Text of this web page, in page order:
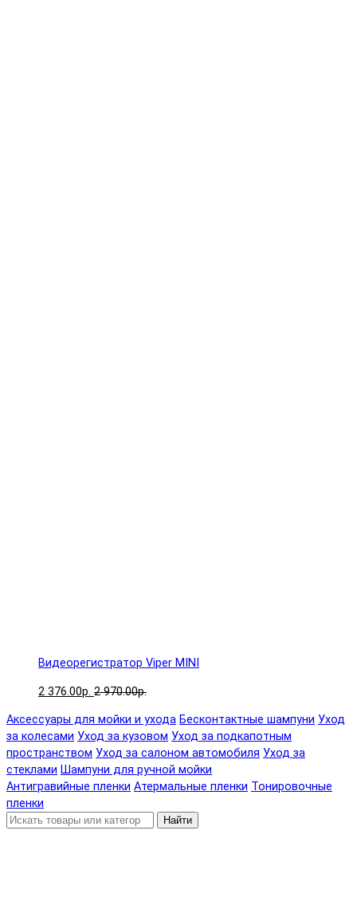
Видеорегистратор Viper MINI
2 376.00р. 2 970.00р.
Аксессуары для мойки и ухода Бесконтактные шампуни Уход
за колесами Уход за кузовом Уход за подкапотным
пространством Уход за салоном автомобиля Уход за
стеклами Шампуни для ручной мойки
Антигравийные пленки Атермальные пленки Тонировочные
пленки
Найти